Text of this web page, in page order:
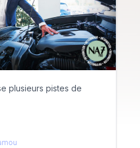
plusieurs pistes de